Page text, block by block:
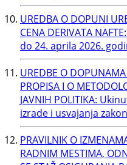
UREDBA O DOPUNI
CENA DERIVATA
do 24. aprila 2026.
UREDBE O
PROPISA I O
JAVNIH POLITIKA:
izrade i usvajanja
PRAVILNIK O
RADNIM MESTIMA,